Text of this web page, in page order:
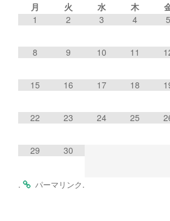
月 火 水 木
1
2 3 4 5
8 9 10 11
15 16 17 18
22 23 24 25
29 30
. パーマリンク.